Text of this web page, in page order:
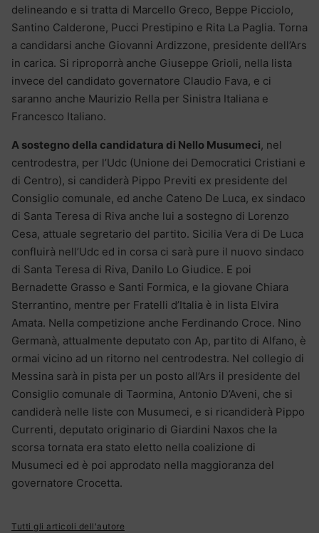
delineando e si tratta di Marcello Greco, Beppe Picciolo,
Santino Calderone, Pucci Prestipino e Rita La Paglia. Torna
a candidarsi anche Giovanni Ardizzone, presidente dell’Ars
in carica. Si riproporrà anche Giuseppe Grioli, nella lista
invece del candidato governatore Claudio Fava, e ci
saranno anche Maurizio Rella per Sinistra Italiana e
Francesco Italiano.
A sostegno della candidatura di Nello Musumeci, nel
centrodestra, per l’Udc (Unione dei Democratici Cristiani e
di Centro), si candiderà Pippo Previti ex presidente del
Consiglio comunale, ed anche Cateno De Luca, ex sindaco
di Santa Teresa di Riva anche lui a sostegno di Lorenzo
Cesa, attuale segretario del partito. Sicilia Vera di De Luca
confluirà nell’Udc ed in corsa ci sarà pure il nuovo sindaco
di Santa Teresa di Riva, Danilo Lo Giudice. E poi
Bernadette Grasso e Santi Formica, e la giovane Chiara
Sterrantino, mentre per Fratelli d’Italia è in lista Elvira
Amata. Nella competizione anche Ferdinando Croce. Nino
Germanà, attualmente deputato con Ap, partito di Alfano, è
ormai vicino ad un ritorno nel centrodestra. Nel collegio di
Messina sarà in pista per un posto all’Ars il presidente del
Consiglio comunale di Taormina, Antonio D’Aveni, che si
candiderà nelle liste con Musumeci, e si ricandiderà Pippo
Currenti, deputato originario di Giardini Naxos che la
scorsa tornata era stato eletto nella coalizione di
Musumeci ed è poi approdato nella maggioranza del
governatore Crocetta.
Tutti gli articoli dell'autore